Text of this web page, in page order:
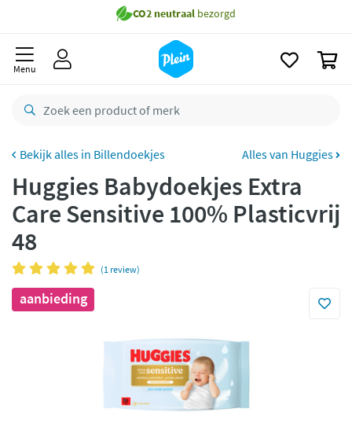
Gratisbezorging vanaf 35,- *
Bestelling uiterlijkzaterdag
Gratisretourneren
CO2 neutraal
Betaal met Klarna
Menu
Billendoekjes Alles van Huggies
Huggies Babydoekjes Extra
Care Sensitive 100% Plasticvrij
48
(1 review)
aanbieding